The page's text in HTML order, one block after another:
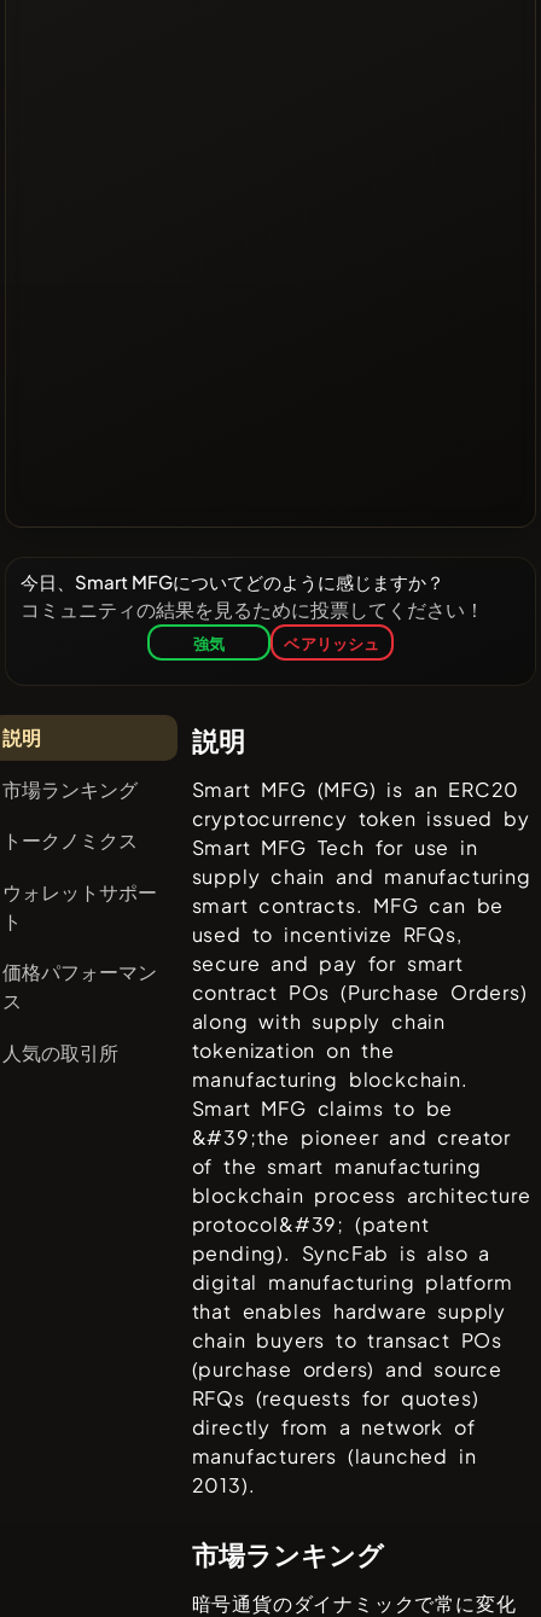
今日、Smart MFGについてどのように感じますか？
コミュニティの結果を見るために投票してください！
強気 ベアリッシュ
説明
市場ランキング
トークノミクス
ウォレットサポー
ト
価格パフォーマン
ス
人気の取引所
説明
Smart MFG (MFG) is an ERC20
cryptocurrency token issued by
Smart MFG Tech for use in
supply chain and manufacturing
smart contracts. MFG can be
used to incentivize RFQs,
secure and pay for smart
contract POs (Purchase Orders)
along with supply chain
tokenization on the
manufacturing blockchain.
Smart MFG claims to be
&#39;the pioneer and creator
of the smart manufacturing
blockchain process architecture
protocol&#39; (patent
pending). SyncFab is also a
digital manufacturing platform
that enables hardware supply
chain buyers to transact POs
(purchase orders) and source
RFQs (requests for quotes)
directly from a network of
manufacturers (launched in
2013).
市場ランキング
暗号通貨のダイナミックで常に変化